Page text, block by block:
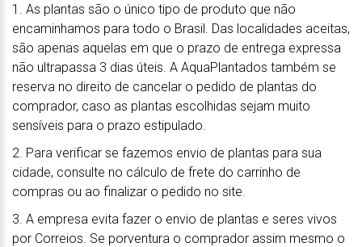
1. As plantas são o único tipo de produto que não
encaminhamos para todo o Brasil. Das localidades aceitas,
são apenas aquelas em que o prazo de entrega expressa
não ultrapassa 3 dias úteis. A AquaPlantados também se
reserva no direito de cancelar o pedido de plantas do
comprador, caso as plantas escolhidas sejam muito
sensíveis para o prazo estipulado.
2. Para verificar se fazemos envio de plantas para sua
cidade, consulte no cálculo de frete do carrinho de
compras ou ao finalizar o pedido no site.
3. A empresa evita fazer o envio de plantas e seres vivos
por Correios. Se porventura o comprador assim mesmo o